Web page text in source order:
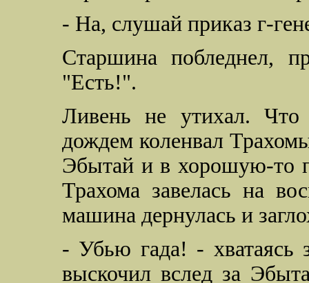
- На, слушай приказ г-
Старшина побледнел,
"Есть!".
Ливень не утихал. Что
дождем коленвал
Эбытай и в хорошую-то
Трахома завелась на
машина дернулась и
- Убью гада! - хватаясь
выскочил вслед за